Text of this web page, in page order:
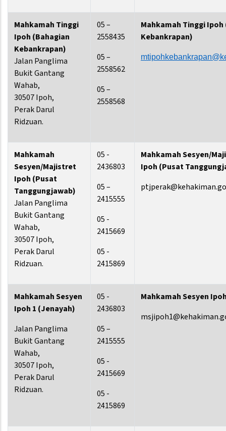
Mahkamah Tinggi
Ipoh (Bahagian
Kebankrapan)
Jalan Panglima
Bukit Gantang
Wahab,
30507 Ipoh,
Perak Darul
Ridzuan.
05 –
2558435
05 –
2558562
05 –
2558568
Mahkamah Tinggi Ipoh
Kebankrapan)
Mahkamah
Sesyen/Majistret
Ipoh (Pusat
Tanggungjawab)
Jalan Panglima
Bukit Gantang
Wahab,
30507 Ipoh,
Perak Darul
Ridzuan.
05 -
2436803
05 –
2415555
05 -
2415669
05 -
2415869
Mahkamah Sesyen/
Ipoh (Pusat
Mahkamah Sesyen
Ipoh 1 (Jenayah)
Jalan Panglima
Bukit Gantang
Wahab,
30507 Ipoh,
Perak Darul
Ridzuan.
05 -
2436803
05 –
2415555
05 -
2415669
05 -
2415869
Mahkamah Sesyen